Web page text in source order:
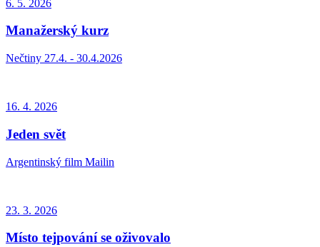
6. 5. 2026
Manažerský kurz
Nečtiny 27.4. - 30.4.2026
16. 4. 2026
Jeden svět
Argentinský film Mailin
23. 3. 2026
Místo tejpování se oživovalo